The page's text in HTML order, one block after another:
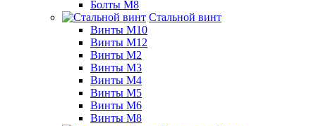
Болты М8
Стальной винт
Винты М10
Винты М12
Винты М2
Винты М3
Винты М4
Винты М5
Винты М6
Винты М8